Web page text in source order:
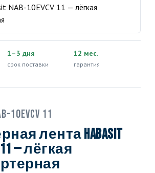
1–3 дня
срок поставки
12 мес.
гарантия
10EVCV 11
лента Habasit
11 — лёгкая